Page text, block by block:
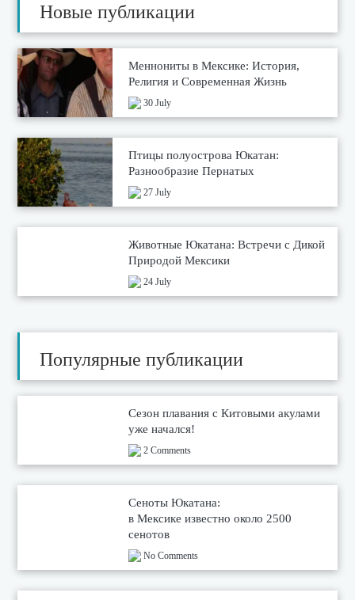
Новые публикации
Меннониты в Мексике: История,
Религия и Современная Жизнь
30 July
Птицы полуострова Юкатан:
Разнообразие Пернатых
27 July
Животные Юкатана: Встречи с Дикой
Природой Мексики
24 July
Популярные публикации
Сезон плавания с Китовыми акулами
уже начался!
2 Comments
Сеноты Юкатана:
в Мексике известно около 2500
сенотов
No Comments